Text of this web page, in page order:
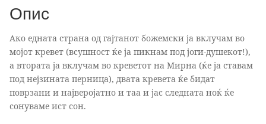
30% уреа 75 мл
Опис
Ако едната страна од гајтанот божемски ја вклучам во
мојот кревет (всушност ќе ја пикнам под јоги-душекот!),
а втората ја вклучам во креветот на Мирна (ќе ја ставам
под нејзината перница), двата кревета ќе бидат
поврзани и најверојатно и таа и јас следната ноќ ќе
сонуваме ист сон.